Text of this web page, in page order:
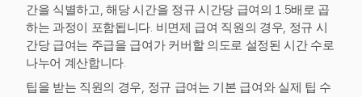
간을 식별하고, 해당 시간을 정규 시간당 급여의 1.5배로 곱
하는 과정이 포함됩니다. 비면제 급여 직원의 경우, 정규 시
간당 급여는 주급을 급여가 커버할 의도로 설정된 시간 수로
나누어 계산합니다.
팁을 받는 직원의 경우, 정규 급여는 기본 급여와 실제 팁 수